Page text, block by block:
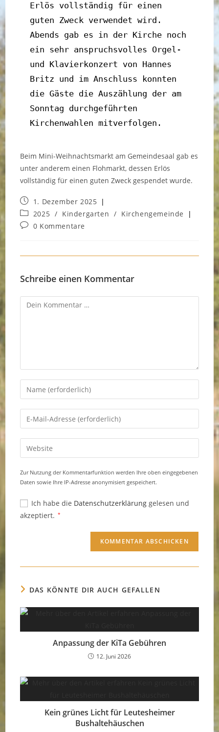
Erlös vollständig für einen
guten Zweck verwendet wird.
Abends gab es in der Kirche noch
ein sehr anspruchsvolles Orgel-
und Klavierkonzert von Hannes
Britz und im Anschluss konnten
die Gäste die Auszählung der am
Sonntag durchgeführten
Kirchenwahlen mitverfolgen.
Beim Mini-Weihnachtsmarkt am Gemeindesaal gab es
unter anderem einen Flohmarkt, dessen Erlös
vollständig für einen guten Zweck gespendet wurde.
Beitrag
veröffentlicht:
1. Dezember 2025
Beitrags-
Kategorie:
2025 / Kindergarten / Kirchengemeinde
Beitrags-
0 Kommentare
Schreibe einen Kommentar
Kommentar
Gib
deinen
Namen
oder
zum
Kommentieren
ein
Gib
deine
E-
Mail-
zum
ein
Gib
deine
Website-
URL
(optional)
Zur Nutzung der Kommentarfunktion werden Ihre oben eingegebenen
Daten sowie Ihre IP-Adresse anonymisiert gespeichert.
Ich habe die Datenschutzerklärunggelesen und
akzeptiert. *
DAS KÖNNTE DIR AUCH GEFALLEN
Anpassung der KiTa Gebühren
12. Juni 2026
Kein grünes Licht für Leutesheimer
Bushaltehäuschen